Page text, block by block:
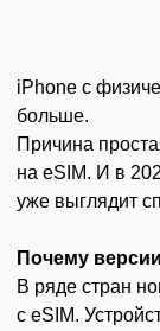
iPhone с
больше.
Причина
на eSIM. И в
уже выглядит
Почему
В ряде стран
с eSIM.